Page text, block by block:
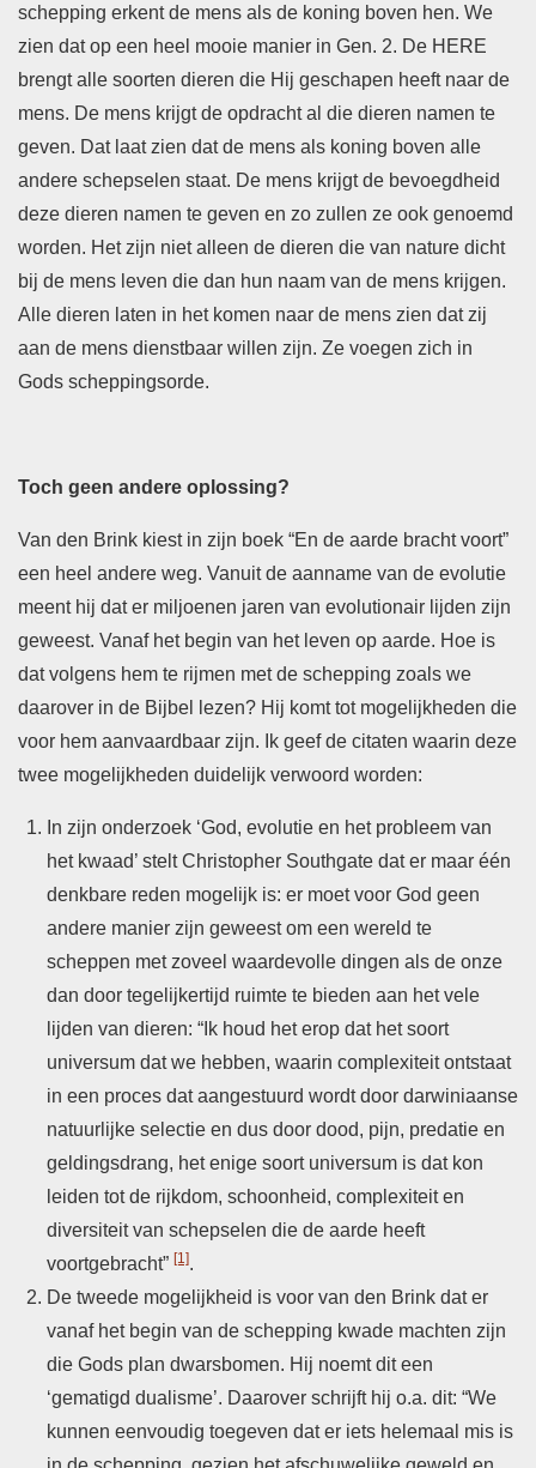
schepping erkent de mens als de koning boven hen. We
zien dat op een heel mooie manier in Gen. 2. De HERE
brengt alle soorten dieren die Hij geschapen heeft naar de
mens. De mens krijgt de opdracht al die dieren namen te
geven. Dat laat zien dat de mens als koning boven alle
andere schepselen staat. De mens krijgt de bevoegdheid
deze dieren namen te geven en zo zullen ze ook genoemd
worden. Het zijn niet alleen de dieren die van nature dicht
bij de mens leven die dan hun naam van de mens krijgen.
Alle dieren laten in het komen naar de mens zien dat zij
aan de mens dienstbaar willen zijn. Ze voegen zich in
Gods scheppingsorde.
Toch geen andere oplossing?
Van den Brink kiest in zijn boek “En de aarde bracht voort”
een heel andere weg. Vanuit de aanname van de evolutie
meent hij dat er miljoenen jaren van evolutionair lijden zijn
geweest. Vanaf het begin van het leven op aarde. Hoe is
dat volgens hem te rijmen met de schepping zoals we
daarover in de Bijbel lezen? Hij komt tot mogelijkheden die
voor hem aanvaardbaar zijn. Ik geef de citaten waarin deze
twee mogelijkheden duidelijk verwoord worden:
In zijn onderzoek ‘God, evolutie en het probleem van
het kwaad’ stelt Christopher Southgate dat er maar één
denkbare reden mogelijk is: er moet voor God geen
andere manier zijn geweest om een wereld te
scheppen met zoveel waardevolle dingen als de onze
dan door tegelijkertijd ruimte te bieden aan het vele
lijden van dieren: “Ik houd het erop dat het soort
universum dat we hebben, waarin complexiteit ontstaat
in een proces dat aangestuurd wordt door darwiniaanse
natuurlijke selectie en dus door dood, pijn, predatie en
geldingsdrang, het enige soort universum is dat kon
leiden tot de rijkdom, schoonheid, complexiteit en
diversiteit van schepselen die de aarde heeft
voortgebracht” [1].
De tweede mogelijkheid is voor van den Brink dat er
vanaf het begin van de schepping kwade machten zijn
die Gods plan dwarsbomen. Hij noemt dit een
‘gematigd dualisme’. Daarover schrijft hij o.a. dit: “We
kunnen eenvoudig toegeven dat er iets helemaal mis is